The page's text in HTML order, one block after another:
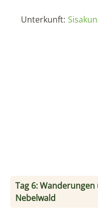
Unterkunft:
Tag 6:
Nebelwald